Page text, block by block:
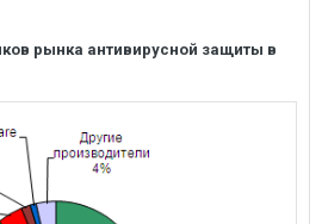
рынка антивирусной защиты в